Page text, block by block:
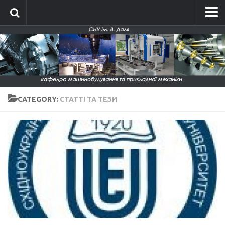
Головна
Про кафедру
Історія кафедри
Склад кафедри
Положення про кафедру
Новини
Фотографії
Фотографії до 2014 року
Фотографії 2015-2016
Фотографії 2017-2018
Фотографії 2019-2020
CATEGORY: СТАТТІ ТА ТЕЗИ